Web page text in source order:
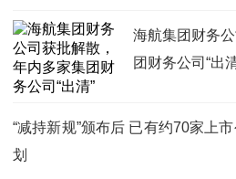
海航集团财务
团财务公司“出
“减持新规”颁布后 已有约70家上
划